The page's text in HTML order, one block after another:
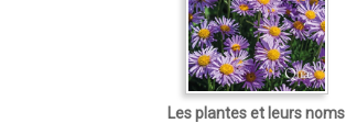
Les plantes et leurs noms